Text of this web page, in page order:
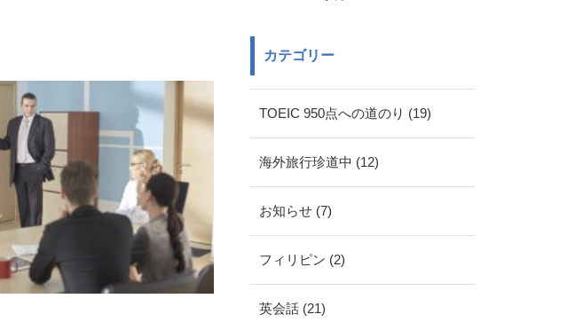
カテゴリー
TOEIC 950点への道のり (19)
海外旅行珍道中 (12)
お知らせ (7)
フィリピン (2)
英会話 (21)